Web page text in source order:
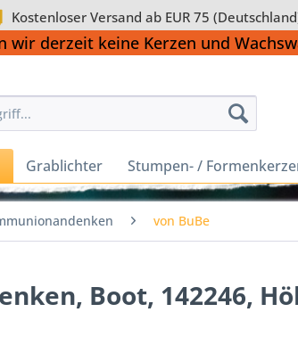
Kostenloser Versand ab EUR 75
derzeit keine Kerzen und
Grablichter Stumpen- /
von BuBe
Boot, 142246,